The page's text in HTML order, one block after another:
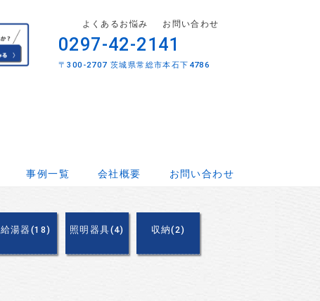
よくあるお悩み お問い合わせ
0297-42-2141
〒300-2707 茨城県常総市本石下4786
事例一覧 会社概要 お問い合わせ
給湯器(18) 照明器具(4) 収納(2)